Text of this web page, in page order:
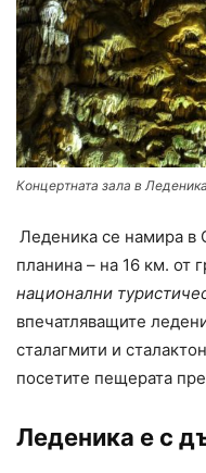
Концертната зала в Леденика
Леденика се намира в
планина – на 16 км. от
национални
впечатляващите
сталагмити и
посетите пещерата
Леденика е с